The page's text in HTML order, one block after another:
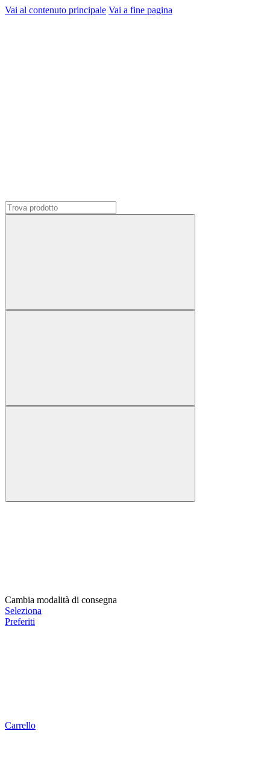
Vai al contenuto principale Vai a fine pagina
Cambia modalità di consegna
Seleziona
Preferiti
Carrello